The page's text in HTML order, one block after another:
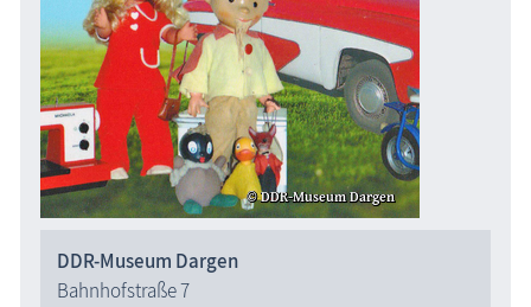
DDR-Museum Dargen
Bahnhofstraße 7